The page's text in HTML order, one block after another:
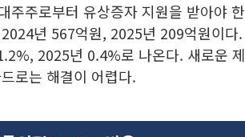
주주로부터 유상증자 지원을 받아야 한
년 567억원, 2025년 209억원이다.
2025년 0.4%로 나온다. 새로운 제
로는 해결이 어렵다.